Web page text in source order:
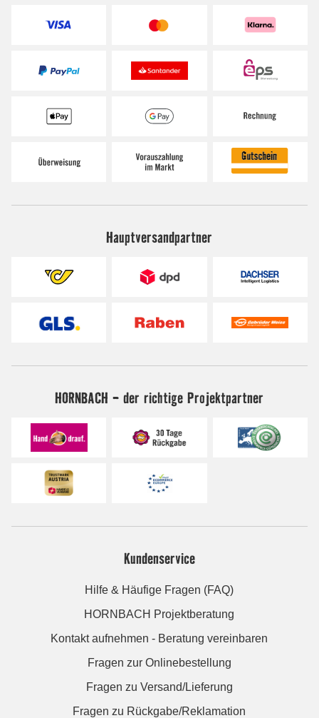
Hauptversandpartner
HORNBACH - der richtige Projektpartner
Kundenservice
Hilfe & Häufige Fragen (FAQ)
HORNBACH Projektberatung
Kontakt aufnehmen - Beratung vereinbaren
Fragen zur Onlinebestellung
Fragen zu Versand/Lieferung
Fragen zu Rückgabe/Reklamation